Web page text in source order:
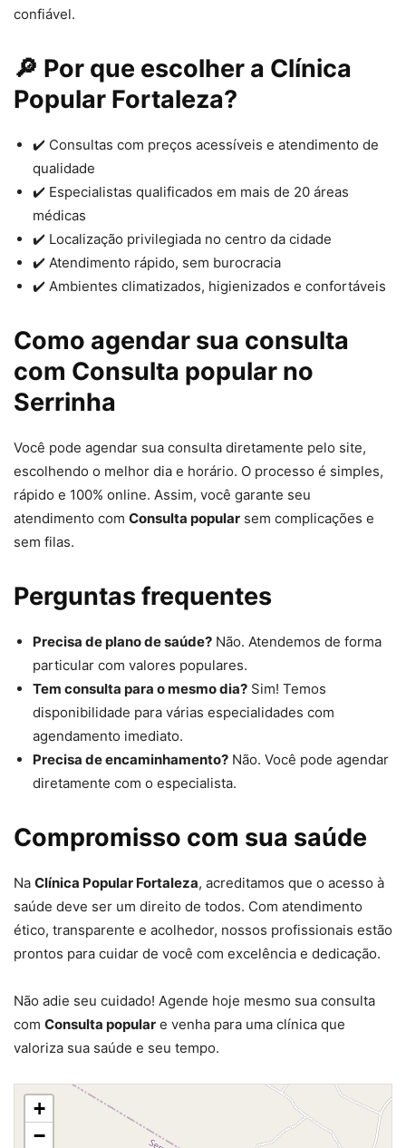
confiável.
🔎 Por que escolher a Clínica
Popular Fortaleza?
✔️ Consultas com preços acessíveis e atendimento de
qualidade
✔️ Especialistas qualificados em mais de 20 áreas
médicas
✔️ Localização privilegiada no centro da cidade
✔️ Atendimento rápido, sem burocracia
✔️ Ambientes climatizados, higienizados e confortáveis
Como agendar sua consulta
com Consulta popular no
Serrinha
Você pode agendar sua consulta diretamente pelo site,
escolhendo o melhor dia e horário. O processo é simples,
rápido e 100% online. Assim, você garante seu
atendimento com Consulta popular sem complicações e
sem filas.
Perguntas frequentes
Precisa de plano de saúde? Não. Atendemos de forma
particular com valores populares.
Tem consulta para o mesmo dia? Sim! Temos
disponibilidade para várias especialidades com
agendamento imediato.
Precisa de encaminhamento? Não. Você pode agendar
diretamente com o especialista.
Compromisso com sua saúde
Na Clínica Popular Fortaleza, acreditamos que o acesso à
saúde deve ser um direito de todos. Com atendimento
ético, transparente e acolhedor, nossos profissionais estão
prontos para cuidar de você com excelência e dedicação.
Não adie seu cuidado! Agende hoje mesmo sua consulta
com Consulta popular e venha para uma clínica que
valoriza sua saúde e seu tempo.
+
−